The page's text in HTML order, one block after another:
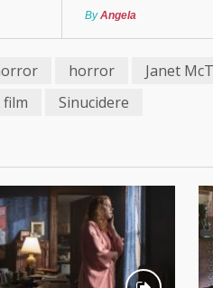
ByAngela
horror Janet
film Sinucidere